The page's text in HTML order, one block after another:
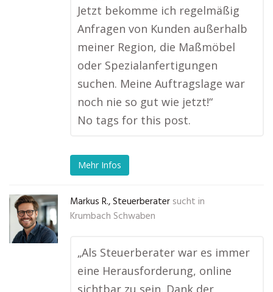
Jetzt bekomme ich regelmäßig
Anfragen von Kunden außerhalb
meiner Region, die Maßmöbel
oder Spezialanfertigungen
suchen. Meine Auftragslage war
noch nie so gut wie jetzt!“
No tags for this post.
Mehr Infos
Markus R., Steuerberater sucht in
Krumbach Schwaben
„Als Steuerberater war es immer
eine Herausforderung, online
sichtbar zu sein. Dank der